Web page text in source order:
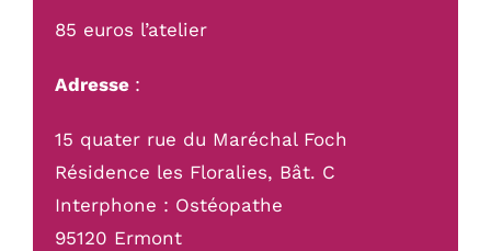
85 euros l’atelier
Adresse :
15 quater rue du Maréchal Foch
Résidence les Floralies, Bât. C
Interphone : Ostéopathe
95120 Ermont